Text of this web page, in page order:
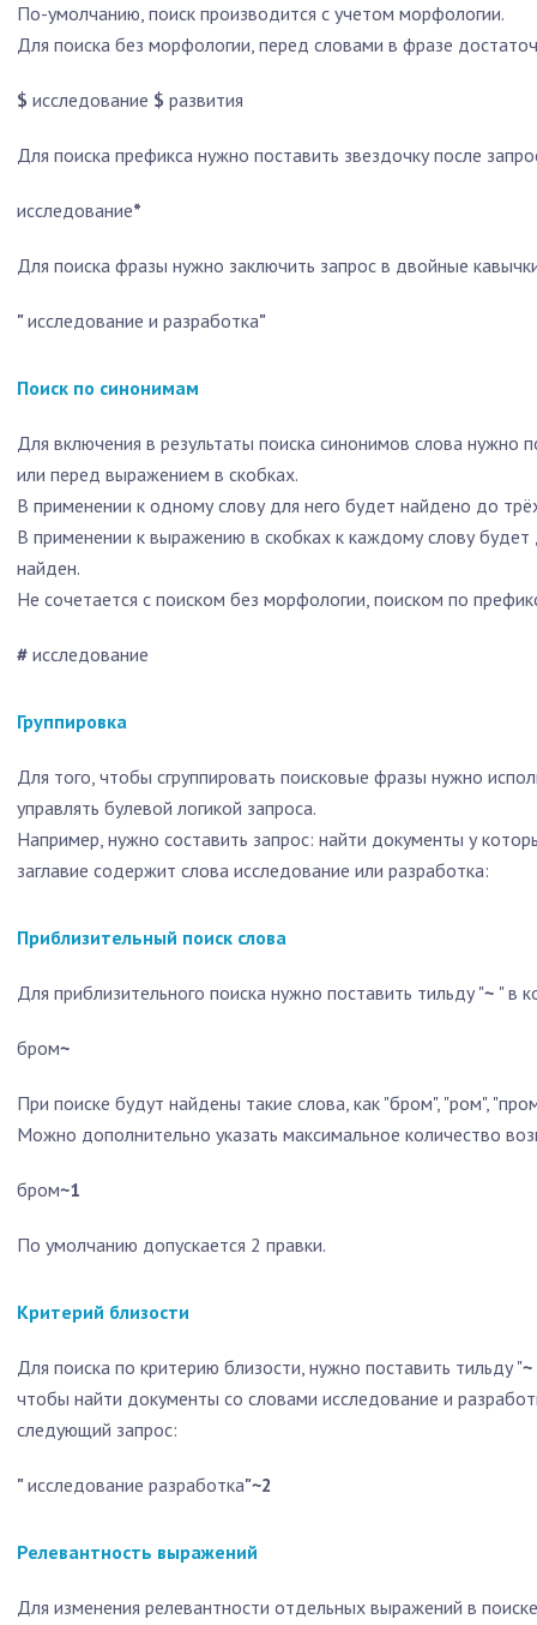
По-умолчанию, поиск производится с учетом морфологии.
Для поиска без морфологии, перед словами в фразе
$ исследование $ развития
Для поиска префикса нужно поставить звездочку после
исследование*
Для поиска фразы нужно заключить запрос в двойные
"исследование и разработка"
Поиск по синонимам
Для включения в результаты поиска синонимов слова нужно
или перед выражением в скобках.
В применении к одному слову для него будет найдено до
В применении к выражению в скобках к каждому слову
найден.
Не сочетается с поиском без морфологии, поиском по
# исследование
Группировка
Для того, чтобы сгруппировать поисковые фразы нужно
управлять булевой логикой запроса.
Например, нужно составить запрос: найти документы у
заглавие содержит слова исследование или разработка:
Приблизительный поиск слова
Для приблизительного поиска нужно поставить тильду "~ " в
бром~
При поиске будут найдены такие слова, как "бром", "ром",
Можно дополнительно указать максимальное количество
бром~1
По умолчанию допускается 2 правки.
Критерий близости
Для поиска по критерию близости, нужно поставить тильду "~
чтобы найти документы со словами исследование и
следующий запрос:
"исследование разработка"~2
Релевантность выражений
Для изменения релевантности отдельных выражений в